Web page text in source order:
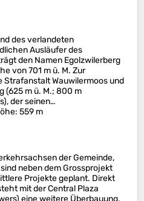
des verlandeten
Ausläufer des
den Namen Egolzwilerberg
von 701 m ü. M. Zur
Strafanstalt Wauwilermoos und
(625 m ü. M.; 800 m
der seinen…
: 559 m
der Gemeinde,
neben dem Grossprojekt
Projekte geplant. Direkt
mit der Central Plaza
eine weitere Überbauung,